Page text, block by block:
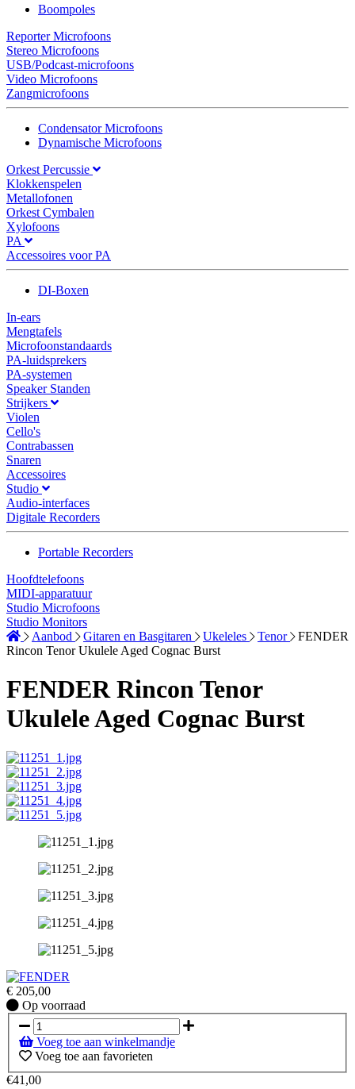
Boompoles
Reporter Microfoons
Stereo Microfoons
USB/Podcast-microfoons
Video Microfoons
Zangmicrofoons
Condensator Microfoons
Dynamische Microfoons
Orkest Percussie
Klokkenspelen
Metallofonen
Orkest Cymbalen
Xylofoons
PA
Accessoires voor PA
DI-Boxen
In-ears
Mengtafels
Microfoonstandaards
PA-luidsprekers
PA-systemen
Speaker Standen
Strijkers
Violen
Cello's
Contrabassen
Snaren
Accessoires
Studio
Audio-interfaces
Digitale Recorders
Portable Recorders
Hoofdtelefoons
MIDI-apparatuur
Studio Microfoons
Studio Monitors
Aanbod
Gitaren en Basgitaren Ukeleles Tenor
FENDER
Rincon Tenor Ukulele Aged Cognac Burst
FENDER Rincon Tenor
Ukulele Aged Cognac Burst
€ 205,00
Op
voorraad
Op voorraad
Voeg toe aan winkelmandje
Voeg toe aan favorieten
€41,00